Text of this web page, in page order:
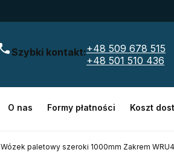
Szybki kontakt:+48 509 678 515
+48 501 510 436
O nas Formy płatności Koszt
Wózek paletowy szeroki 1000mm Zakrem